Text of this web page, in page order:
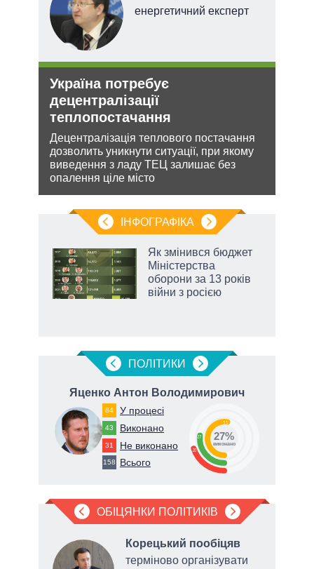
енергетичний експерт
Україна потребує
децентралізації
теплопостачання
Децентралізація теплового постачання
дозволить уникнути ситуації, при якому
виведення з ладу ТЕЦ залишає без
опалення ціле місто
ІНФОГРАФІКА
Як змінився бюджет
Міністерства
оборони за 13 років
війни з росією
ПОЛIТИКИ
Яценко Антон Володимирович
84 У процесі
43 Виконано
31 Не виконано
158 Всього
20
27
53
27%
виконано
ОБІЦЯНКИ ПОЛІТИКІВ
Корецький пообіцяв
терміново організувати